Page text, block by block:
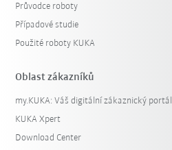
Průvodce roboty
Případové studie
Použité roboty KUKA
Oblast zákazníků
my.KUKA: Váš digitální zákaznický portál
KUKA Xpert
Download Center